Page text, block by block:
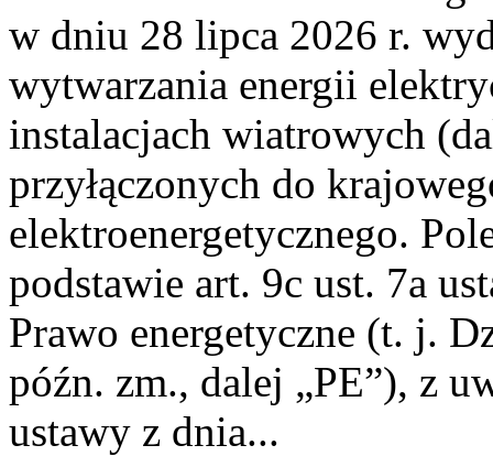
w dniu 28 lipca 2026 r.
wytwarzania energii
instalacjach wiatrowych
przyłączonych do
elektroenergetycznego.
podstawie art. 9c ust. 7a
Prawo energetyczne (t. j.
późn. zm., dalej „PE”), z
ustawy z dnia...